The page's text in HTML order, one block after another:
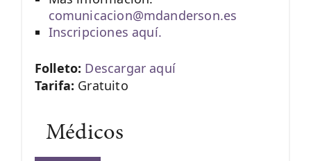
comunicacion@mdanderson.es
Inscripciones aquí.
Folleto: Descargar aquí
Tarifa: Gratuito
Médicos